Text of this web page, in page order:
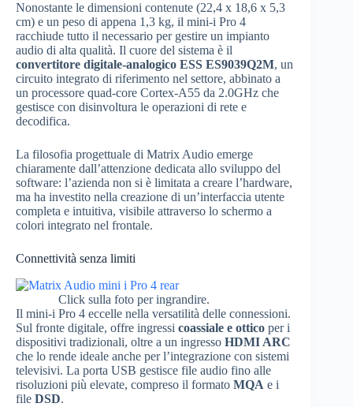
Nonostante le dimensioni contenute (22,4 x 18,6 x 5,3
cm) e un peso di appena 1,3 kg, il mini-i Pro 4
racchiude tutto il necessario per gestire un impianto
audio di alta qualità. Il cuore del sistema è il
convertitore digitale-analogico ESS ES9039Q2M, un
circuito integrato di riferimento nel settore, abbinato a
un processore quad-core Cortex-A55 da 2.0GHz che
gestisce con disinvoltura le operazioni di rete e
decodifica.
La filosofia progettuale di Matrix Audio emerge
chiaramente dall’attenzione dedicata allo sviluppo del
software: l’azienda non si è limitata a creare l’hardware,
ma ha investito nella creazione di un’interfaccia utente
completa e intuitiva, visibile attraverso lo schermo a
colori integrato nel frontale.
Connettività senza limiti
Click sulla foto per ingrandire.
Il mini-i Pro 4 eccelle nella versatilità delle connessioni.
Sul fronte digitale, offre ingressi coassiale e ottico per i
dispositivi tradizionali, oltre a un ingresso HDMI ARC
che lo rende ideale anche per l’integrazione con sistemi
televisivi. La porta USB gestisce file audio fino alle
risoluzioni più elevate, compreso il formato MQA e i
file DSD.